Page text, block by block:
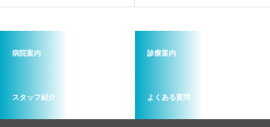
病院案内 診療案内
スタッフ紹介 よくある質問